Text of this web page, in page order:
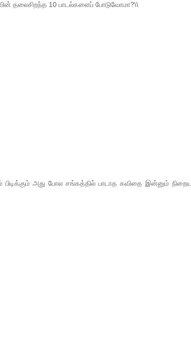
தலைசிறந்த 10 பாடல்களைப் போடுவோமா?\\
பிடிக்கும் அது போல சங்கத்தில் பாடாத கவிதை இன்னும்